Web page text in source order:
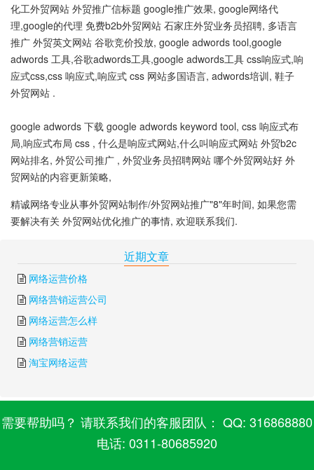
化工外贸网站 外贸推广信标题 google推广效果, google网络代
理,google的代理 免费b2b外贸网站 石家庄外贸业务员招聘, 多语言
推广 外贸英文网站 谷歌竞价投放, google adwords tool,google
adwords 工具,谷歌adwords工具,google adwords工具 css响应式,响
应式css,css 响应式,响应式 css 网站多国语言, adwords培训, 鞋子
外贸网站 .
google adwords 下载 google adwords keyword tool, css 响应式布
局,响应式布局 css , 什么是响应式网站,什么叫响应式网站 外贸b2c
网站排名, 外贸公司推广 , 外贸业务员招聘网站 哪个外贸网站好 外
贸网站的内容更新策略,
精诚网络专业从事外贸网站制作/外贸网站推广"8"年时间, 如果您需
要解决有关 外贸网站优化推广的事情, 欢迎联系我们.
近期文章
网络运营价格
网络营销运营公司
网络运营怎么样
网络营销运营
淘宝网络运营
需要帮助吗？ 请联系我们的客服团队： QQ: 316868880
电话: 0311-80685920